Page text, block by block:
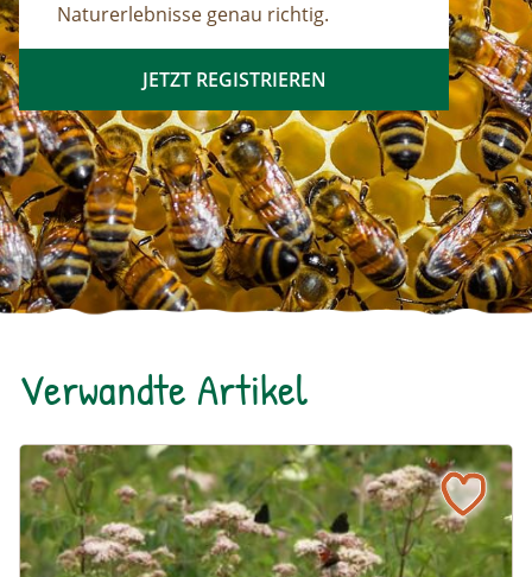
Naturerlebnisse genau richtig.
JETZT REGISTRIEREN
Verwandte Artikel
Ein blühendes Schmetterlingsbeet für Groß und Klein